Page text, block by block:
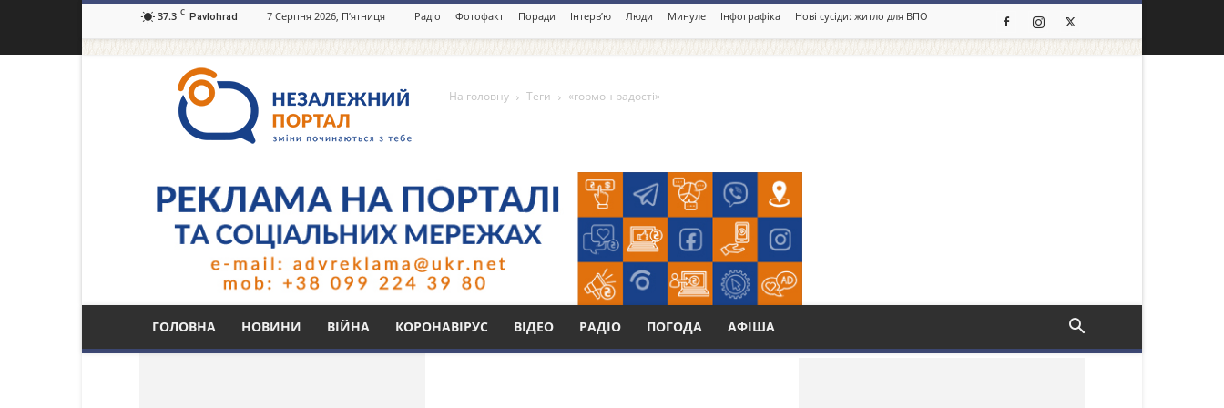
37.3 C Pavlohrad 7 Серпня 2026, П’ятниця Радіо Фотофакт Поради Інтерв’ю Люди Минуле Інфографіка Нові сусіди: житло для ВПО
портал
Павлоград.dp.ua
ГОЛОВНА НОВИНИ ВІЙНА КОРОНАВІРУС ВІДЕО РАДІО ПОГОДА АФІША
На головну Теги «гормон радості»
Тег: «гормон радості»